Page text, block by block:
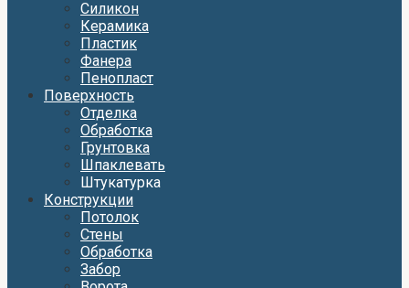
Силикон
Керамика
Пластик
Фанера
Пенопласт
Поверхность
Отделка
Обработка
Грунтовка
Шпаклевать
Штукатурка
Конструкции
Потолок
Стены
Обработка
Забор